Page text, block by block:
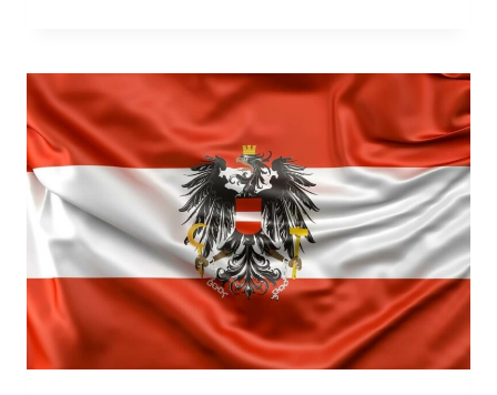
VS.
EXTERNER
DSB
–
EIN
VERGLEICH